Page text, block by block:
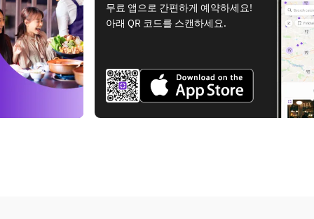
무료 앱으로 간편하게 예약하세요!
아래 QR 코드를 스캔하세요.